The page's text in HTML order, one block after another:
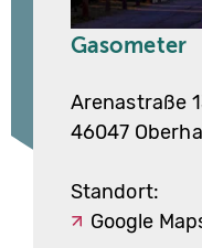
Gasometer
Arenastraße
46047
Standort:
Google